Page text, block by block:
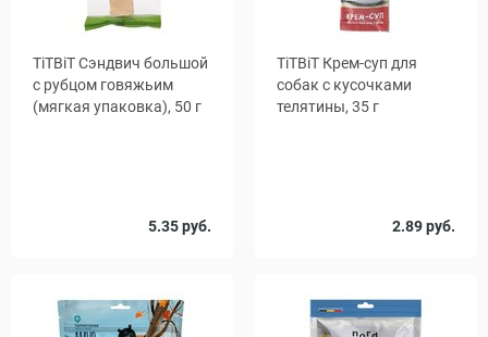
TiTBiT Сэндвич большой
с рубцом говяжьим
(мягкая упаковка), 50 г
5.35 руб.
TiTBiT Крем-суп для
собак с кусочками
телятины, 35 г
2.89 руб.
1 17